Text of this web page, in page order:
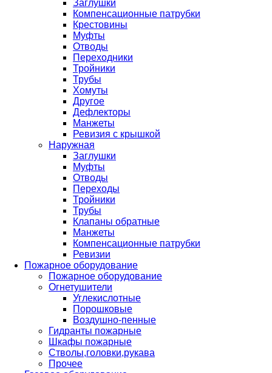
Заглушки
Компенсационные патрубки
Крестовины
Муфты
Отводы
Переходники
Тройники
Трубы
Хомуты
Другое
Дефлекторы
Манжеты
Ревизия с крышкой
Наружная
Заглушки
Муфты
Отводы
Переходы
Тройники
Трубы
Клапаны обратные
Манжеты
Компенсационные патрубки
Ревизии
Пожарное оборудование
Пожарное оборудование
Огнетушители
Углекислотные
Порошковые
Воздушно-пенные
Гидранты пожарные
Шкафы пожарные
Стволы,головки,рукава
Прочее